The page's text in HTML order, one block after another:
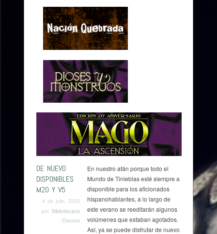
Browse: Home/Bibliotecario Oscuro/ Page 2
DE NUEVO
DISPONIBLES
M20 Y V5
4 de julio, 2025
por Bibliotecario
Oscuro
En nuestro afán porque todo el
Mundo de Tinieblas esté siempre a
disponible para los aficionados
hispanohablantes, a lo largo de
este verano se reeditarán algunos
volúmenes que estaban agotados.
Así, ya se puede disfrutar de nuevo